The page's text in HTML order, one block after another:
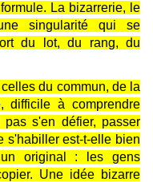
La bizarrerie, le
singularité qui se
du lot, du rang, du
du commun, de la
difficile à comprendre
pas s'en défier, passer
s'habiller est-t-elle bien
original : les gens
Une idée bizarre